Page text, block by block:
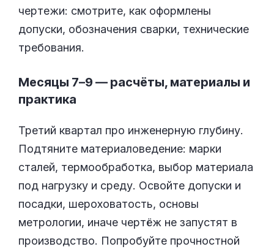
чертежи: смотрите, как оформлены
допуски, обозначения сварки, технические
требования.
Месяцы 7–9 — расчёты, материалы и
практика
Третий квартал про инженерную глубину.
Подтяните материаловедение: марки
сталей, термообработка, выбор материала
под нагрузку и среду. Освойте допуски и
посадки, шероховатость, основы
метрологии, иначе чертёж не запустят в
производство. Попробуйте прочностной